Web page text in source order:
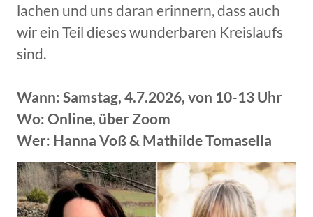
lachen und uns daran erinnern, dass auch
wir ein Teil dieses wunderbaren Kreislaufs
sind.
Wann: Samstag, 4.7.2026, von 10-13 Uhr
Wo: Online, über Zoom
Wer: Hanna Voß & Mathilde Tomasella